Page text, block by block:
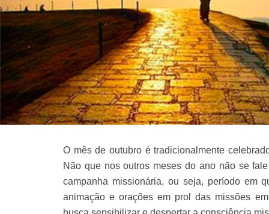
O mês de outubro é tradicionalmente
Não que nos outros meses do ano não se
campanha missionária, ou seja, período em
animação e orações em prol das missões